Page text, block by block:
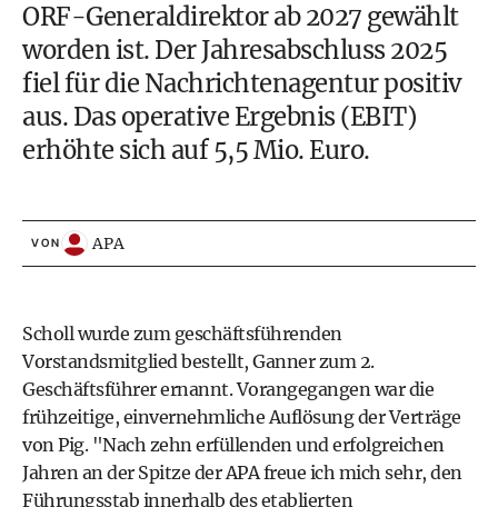
ORF-Generaldirektor ab 2027 gewählt
worden ist. Der Jahresabschluss 2025
fiel für die Nachrichtenagentur positiv
aus. Das operative Ergebnis (EBIT)
erhöhte sich auf 5,5 Mio. Euro.
VON APA
Scholl wurde zum geschäftsführenden
Vorstandsmitglied bestellt, Ganner zum 2.
Geschäftsführer ernannt. Vorangegangen war die
frühzeitige, einvernehmliche Auflösung der Verträge
von Pig. "Nach zehn erfüllenden und erfolgreichen
Jahren an der Spitze der APA freue ich mich sehr, den
Führungsstab innerhalb des etablierten